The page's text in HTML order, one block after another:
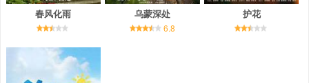
春风化雨 乌蒙深处
6.8
护花